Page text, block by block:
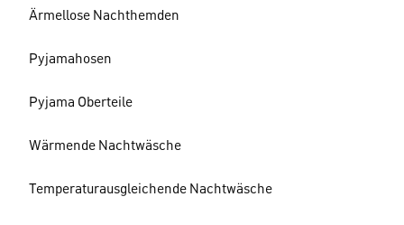
Ärmellose Nachthemden
Pyjamahosen
Pyjama Oberteile
Wärmende Nachtwäsche
Temperaturausgleichende Nachtwäsche